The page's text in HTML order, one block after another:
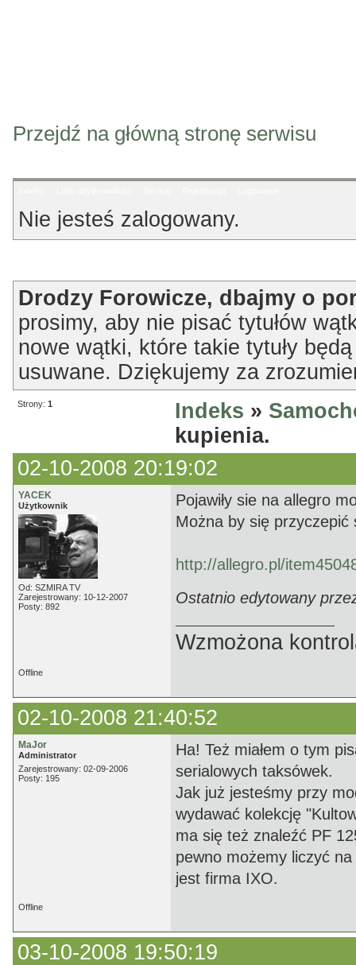
Przejdź na główną stronę serwisu
Nie jesteś zalogowany.
Drodzy Forowicze, dbajmy o
prosimy, aby nie pisać tytułów
nowe wątki, które takie tytuły
usuwane. Dziękujemy za
Strony: 1 Indeks »
kupienia.
02-10-2008 20:19:02
YACEK
Użytkownik
Od: SZMIRA TV
Zarejestrowany: 10-12-2007
Posty: 892
Pojawiły sie na allegro
Można by się przyczepić
http://allegro.pl/
Ostatnio edytowany
Wzmożona
Offline
02-10-2008 21:40:52
MaJor
Administrator
Zarejestrowany: 02-09-2006
Posty: 195
Ha! Też miałem o tym
serialowych taksówek.
Jak już jesteśmy przy
wydawać kolekcję
ma się też znaleźć PF
pewno możemy liczyć
jest firma IXO.
Offline
03-10-2008 19:50:19